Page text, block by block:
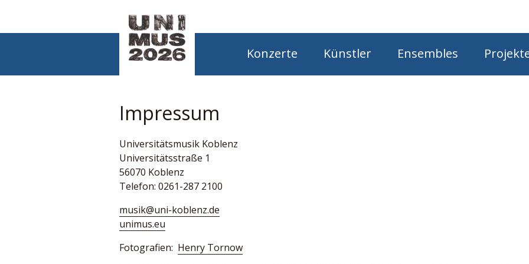
Konzerte Künstler Ensembles
Impressum
Universitätsmusik Koblenz
Universitätsstraße 1
56070 Koblenz
Telefon: 0261-287 2100
musik@uni-koblenz.de
unimus.eu
Fotografien: Henry Tornow